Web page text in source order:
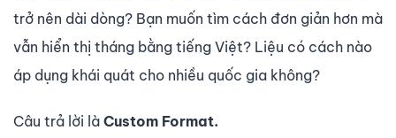
trở nên dài dòng? Bạn muốn tìm cách đơn giản hơn mà
vẫn hiển thị tháng bằng tiếng Việt? Liệu có cách nào
áp dụng khái quát cho nhiều quốc gia không?
Câu trả lời là Custom Format.